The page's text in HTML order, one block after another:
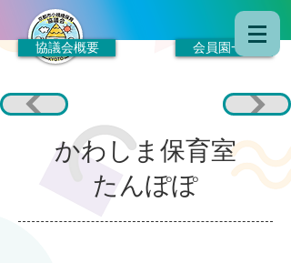
協議会概要 会員園一覧
かわしま保育室
たんぽぽ